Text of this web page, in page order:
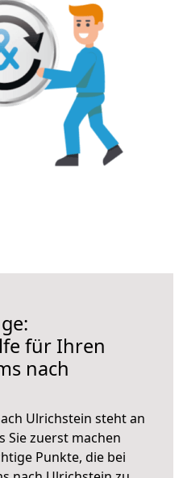
für Ihren
nach
Ulrichstein steht an
Sie zuerst machen
Punkte, die bei